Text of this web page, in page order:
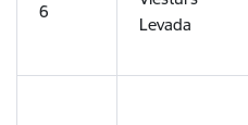
6
Levada